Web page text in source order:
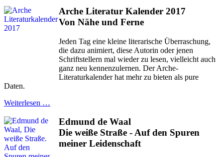
Arche Literatur Kalender 2017
Von Nähe und Ferne
Jeden Tag eine kleine literarische Überraschung,
die dazu animiert, diese Autorin oder jenen
Schriftstellern mal wieder zu lesen, vielleicht auch
ganz neu kennenzulernen. Der Arche-
Literaturkalender hat mehr zu bieten als pure
Daten.
Weiterlesen …
Edmund de Waal
Die weiße Straße - Auf den Spuren
meiner Leidenschaft